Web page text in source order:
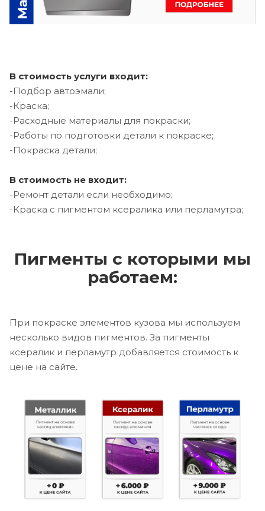
В стоимость услуги входит:
-Подбор автоэмали;
-Краска;
-Расходные материалы для покраски;
-Работы по подготовки детали к покраске;
-Покраска детали;
В стоимость не входит:
-Ремонт детали если необходимо;
-Краска с пигментом ксералика или перламутра;
Пигменты с которыми мы
работаем:
При покраске элементов кузова мы используем
несколько видов пигментов. За пигменты
ксералик и перламутр добавляется стоимость к
цене на сайте.